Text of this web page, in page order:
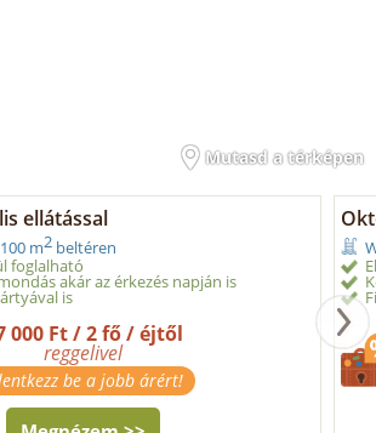
Mutasd a térképen
ellátással
m2 beltéren
foglalható
akár az érkezés napján is
is
000 Ft / 2 fő / éjtől
reggelivel
be a jobb árért!